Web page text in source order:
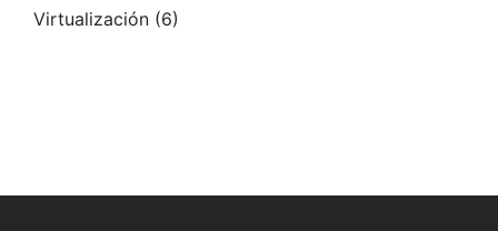
Virtualización (6)